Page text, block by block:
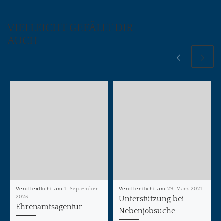
VIELLEICHT GEFÄLLT DIR
AUCH
Veröffentlicht am 1. September
2025
Ehrenamtsagentur
Veröffentlicht am 29. März 2021
Unterstützung bei
Nebenjobsuche